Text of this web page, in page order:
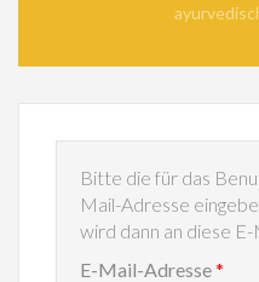
Bitte die für das
Mail-Adresse
wird dann an diese
E-Mail-Adresse*